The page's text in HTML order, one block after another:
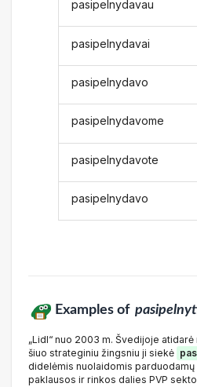
pasipelnydavau
pasipelnydavai
pasipelnydavo
pasipelnydavome
pasipelnydavote
pasipelnydavo
Examples of
„Lidl“ nuo 2003 m. Švedijoje
šiuo strateginiu žingsniu ji siekė
didelėmis nuolaidomis
paklausos ir rinkos dalies PVP